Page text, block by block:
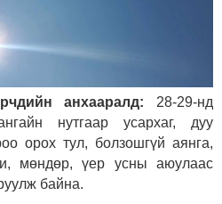
анхааралд: 28-29-нд
нутгаар усархаг, дуу
орох тул, болзошгүй аянга,
мөндөр, үер усны аюулаас
байна.